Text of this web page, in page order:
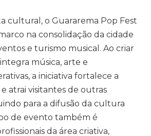
cultural, o Guararema Pop Fest
na consolidação da cidade
e turismo musical. Ao criar
música, arte e
a iniciativa fortalece a
atrai visitantes de outras
para a difusão da cultura
de evento também é
da área criativa,